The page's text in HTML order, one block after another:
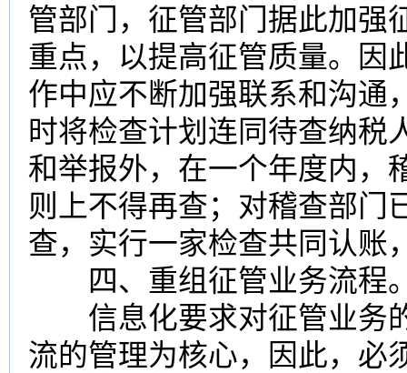
管部门，征管部门据此加强
重点，以提高征管质量。因
作中应不断加强联系和沟通
时将检查计划连同待查纳税
和举报外，在一个年度内，
则上不得再查；对稽查部门
查，实行一家检查共同认账
四、重组征管业务流程
信息化要求对征管业务
流的管理为核心，因此，必